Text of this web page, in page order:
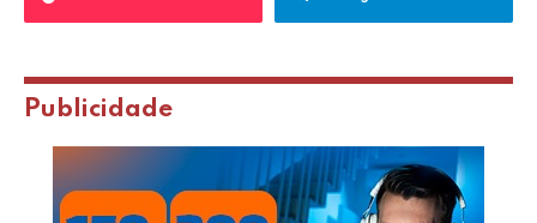
Publicidade